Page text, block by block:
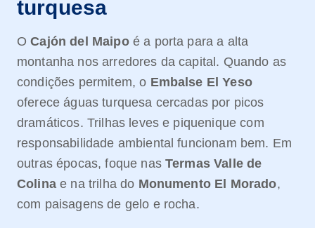
turquesa
OCajón del Maipoé a porta para a alta
montanha nos arredores da capital. Quando as
condições permitem, o Embalse El Yeso
oferece águas turquesa cercadas por picos
dramáticos. Trilhas leves e piquenique com
responsabilidade ambiental funcionam bem. Em
outras épocas, foque nasTermas Valle de
Colinae na trilha do Monumento El Morado,
com paisagens de gelo e rocha.